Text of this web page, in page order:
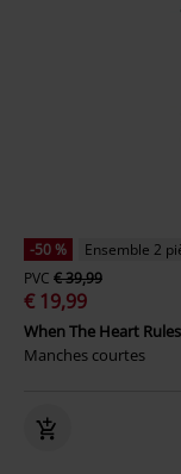
-50 %
Ensemble 2
PVC € 39,99
€ 19,99
When The Heart
Manches courtes